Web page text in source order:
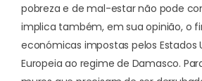
pobreza e de mal-estar não pode
implica também, em sua opinião, o
económicas impostas pelos Estados
Europeia ao regime de Damasco.